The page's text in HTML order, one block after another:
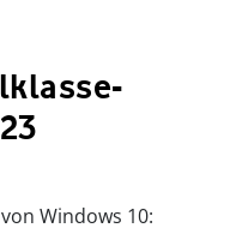
Windows 10: